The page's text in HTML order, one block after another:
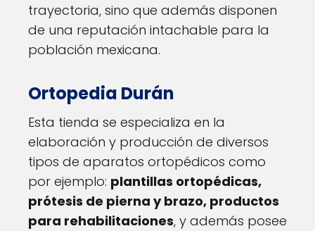
trayectoria, sino que además disponen
de una reputación intachable para la
población mexicana.
Ortopedia Durán
Esta tienda se especializa en la
elaboración y producción de diversos
tipos de aparatos ortopédicos como
por ejemplo: plantillas ortopédicas,
prótesis de pierna y brazo, productos
para rehabilitaciones, y además posee